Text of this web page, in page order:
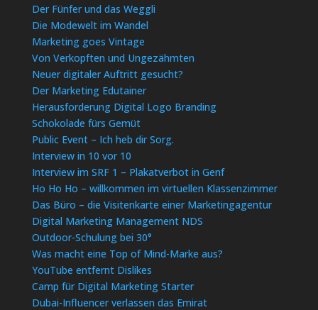
Der Fünfer und das Weggli
Die Modewelt im Wandel
Marketing goes Vintage
Von Verkopften und Ungezähmten
Neuer digitaler Auftritt gesucht?
Der Marketing Edutainer
Herausforderung Digital Logo Branding
Schokolade fürs Gemüt
Public Event – Ich heb dir Sorg.
Interview in 10 vor 10
Interview im SRF 1 – Plakatverbot in Genf
Ho Ho Ho – willkommen im virtuellen Klassenzimmer
Das Büro – die Visitenkarte einer Marketingagentur
Digital Marketing Management NDS
Outdoor-Schulung bei 30°
Was macht eine Top of Mind-Marke aus?
YouTube entfernt Dislikes
Camp für Digital Marketing Starter
Dubai-Influencer verlassen das Emirat